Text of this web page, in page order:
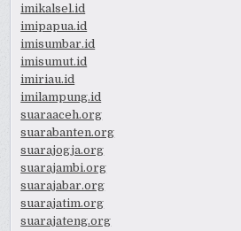
imikalsel.id
imipapua.id
imisumbar.id
imisumut.id
imiriau.id
imilampung.id
suaraaceh.org
suarabanten.org
suarajogja.org
suarajambi.org
suarajabar.org
suarajatim.org
suarajateng.org